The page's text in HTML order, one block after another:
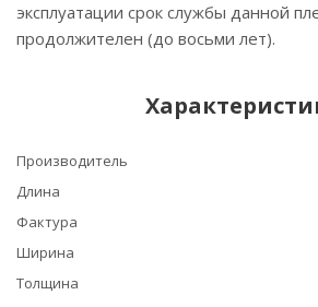
эксплуатации срок службы данной
продолжителен (до восьми лет).
Производитель
Длина
Фактура
Ширина
Толщина